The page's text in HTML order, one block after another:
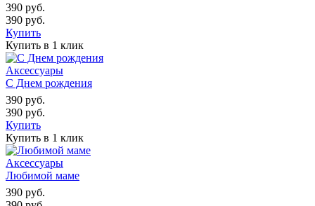
390 руб.
390 руб.
Купить
Купить в 1 клик
Аксессуары
С Днем рождения
390 руб.
390 руб.
Купить
Купить в 1 клик
Аксессуары
Любимой маме
390 руб.